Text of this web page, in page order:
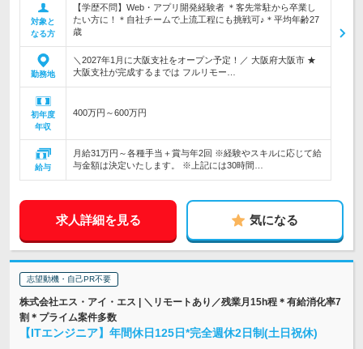
対象と
なる方
【学歴不問】Web・アプリ開発経験者 ＊客先常駐から卒業し
たい方に！＊自社チームで上流工程にも挑戦可♪＊平均年齢27
歳
勤務地
＼2027年1月に大阪支社をオープン予定！／ 大阪府大阪市 ★
大阪支社が完成するまでは フルリモー…
初年度
年収
400万円～600万円
給与
月給31万円～各種手当＋賞与年2回 ※経験やスキルに応じて給
与金額は決定いたします。 ※上記には30時間…
求人詳細を見る 気になる
志望動機・自己PR不要
株式会社エス・アイ・エス | ＼リモートあり／残業月15h程＊有給消化率7
割＊プライム案件多数
【ITエンジニア】年間休日125日*完全週休2日制(土日祝休)